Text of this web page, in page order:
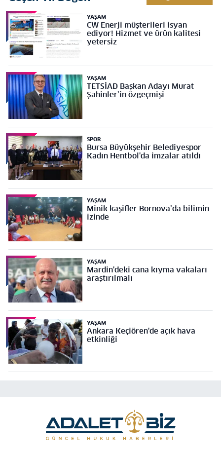
YAŞAM
CW Enerji müşterileri isyan
ediyor! Hizmet ve ürün kalitesi
yetersiz
YAŞAM
TETSİAD Başkan Adayı Murat
Şahinler’in özgeçmişi
SPOR
Bursa Büyükşehir Belediyespor
Kadın Hentbol'da imzalar atıldı
YAŞAM
Minik kaşifler Bornova’da bilimin
izinde
YAŞAM
Mardin'deki cana kıyma vakaları
araştırılmalı
YAŞAM
Ankara Keçiören'de açık hava
etkinliği